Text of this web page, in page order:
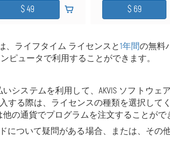
$ 49 $ 69
、ライフタイム ライセンスと1年間の無料
ピュータで利用することができます。
いシステムを利用して、AKVIS ソフトウ
する際は、ライセンスの種類を選択して
の通貨でプログラムを注文することがで
について疑問がある場合、または、その